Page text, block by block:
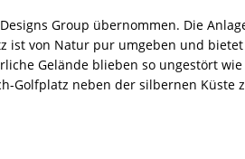
Group übernommen. Die
ist von Natur pur umgeben und
Gelände blieben so ungestört
Golfplatz neben der silbernen Küste